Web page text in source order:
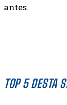
TOP 5 DESTA
antes.